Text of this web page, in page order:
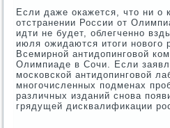
Если даже окажется, что ни о
отстранении России от
идти не будет, облегченно
июля ожидаются итоги нового
Всемирной антидопинговой
Олимпиаде в Сочи. Если
московской антидопинговой
многочисленных подменах
различных изданий снова
грядущей дисквалификации